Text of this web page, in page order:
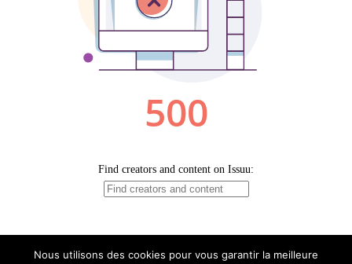
Nous utilisons des cookies pour vous garantir la meilleure